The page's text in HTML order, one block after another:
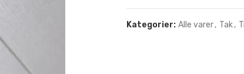
Kategorier: Alle varer, Tak,